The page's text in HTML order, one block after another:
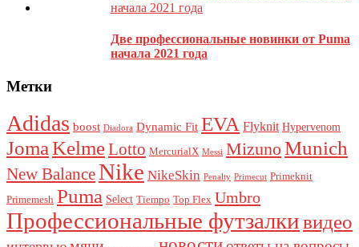
как обрабатываются ваши данные комментариев.
Две профессиональные новинки от Puma
начала 2021 года
Метки
Adidas boost Diadora Dynamic Fit EVA Flyknit Hypervenom
JomaKelmeLotto MercurialX Messi MizunoMunich
New BalanceNike NikeSkin Penalty Primecut Primeknit
Primemesh Puma Select Tiempo Top Flex Umbro
Профессиональные футзалкивидео